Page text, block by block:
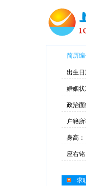
简历编
出生日
婚姻
政治
户籍
身高：
座右铭
求